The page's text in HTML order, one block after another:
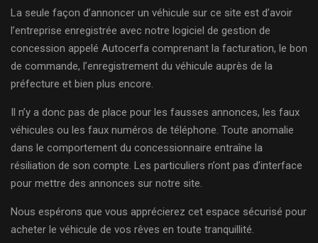
La seule façon d’annoncer un véhicule sur ce site est d’avoir
l’entreprise enregistrée avec notre logiciel de gestion de
concession appelé Autocerfa comprenant la facturation, le bon
de commande, l’enregistrement du véhicule auprès de la
préfecture et bien plus encore.
Il n’y a donc pas de place pour les fausses annonces, les faux
véhicules ou les faux numéros de téléphone. Toute anomalie
dans le comportement du concessionnaire entraîne la
résiliation de son compte. Les particuliers n’ont pas d’interface
pour mettre des annonces sur notre site.
Nous espérons que vous apprécierez cet espace sécurisé pour
acheter le véhicule de vos rêves en toute tranquillité.